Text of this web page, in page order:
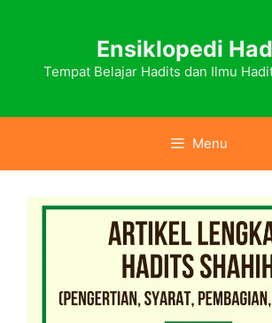
Ensiklopedi
Tempat Belajar Hadits dan Ilmu
Menu